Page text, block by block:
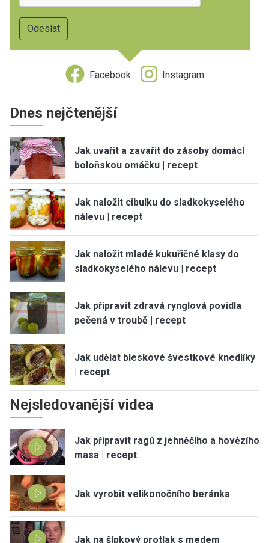
Facebook Instagram
Dnes nejčtenější
Jak uvařit a zavařit do zásoby domácí
boloňskou omáčku | recept
Jak naložit cibulku do sladkokyselého
nálevu | recept
Jak naložit mladé kukuřičné klasy do
sladkokyselého nálevu | recept
Jak připravit zdravá rynglová povidla
pečená v troubě | recept
Jak udělat bleskové švestkové knedlíky
| recept
Nejsledovanější videa
Jak připravit ragú z jehněčího a hovězího
masa | recept
Jak vyrobit velikonočního beránka
Jak na šípkový protlak s medem